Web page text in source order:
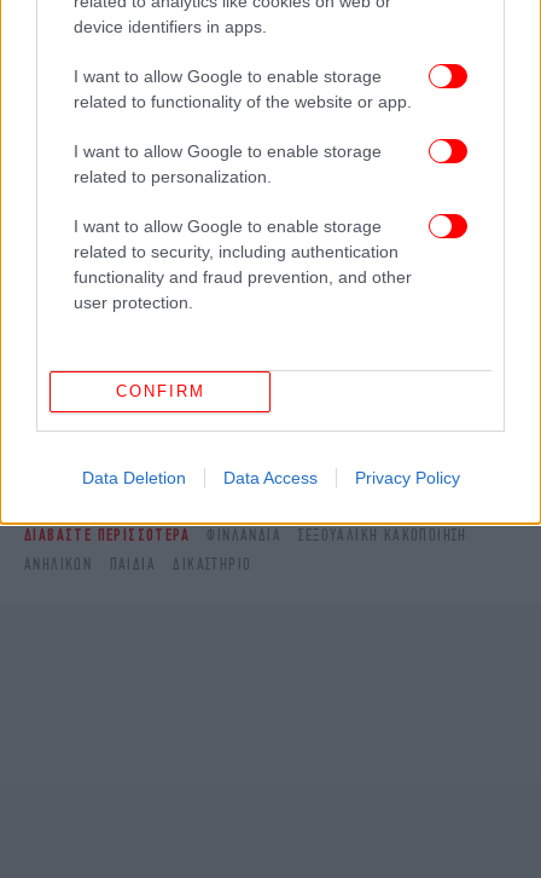
device identifiers in apps.
I want to allow Google to enable storage
related to functionality of the website or app.
I want to allow Google to enable storage
related to personalization.
I want to allow Google to enable storage
related to security, including authentication
functionality and fraud prevention, and other
user protection.
CONFIRM
Data Deletion Data Access Privacy Policy
ΠΕΡΙΣΣΟΤΕΡΑ ΒΙΝΤΕΟ
πρώτοι όλες τις ειδήσεις
Δείτε όλες τις τελευταίεςΕιδήσειςαπό την Ελλάδα και τον Κόσμο,
ΔΙΑΒΑΣΤΕ ΠΕΡΙΣΣΟΤΕΡΑ ΦΙΝΛΑΝΔΊΑ
ΣΕΞΟΥΑΛΙΚΉ ΚΑΚΟΠΟΊΗΣΗ
ΑΝΗΛΊΚΩΝ
ΠΑΙΔΙΆ ΔΙΚΑΣΤΉΡΙΟ